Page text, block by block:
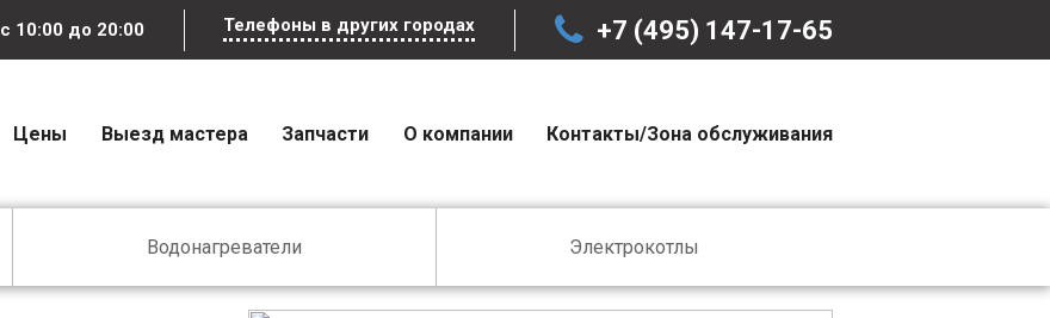
с 10:00 до 20:00 Телефоны в других городах +7 (495) 147-17-65
Цены Выезд мастера Запчасти О компании Контакты/Зона обслуживания
Водонагреватели Электрокотлы